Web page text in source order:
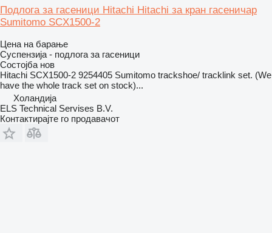
Подлога за гасеници Hitachi Hitachi за кран гасеничар
Sumitomo SCX1500-2
Цена на барање
Суспензија - подлога за гасеници
Состојба нов
Hitachi SCX1500-2 9254405 Sumitomo trackshoe/ tracklink set. (We
have the whole track set on stock)...
Холандија
ELS Technical Servises B.V.
Контактирајте го продавачот